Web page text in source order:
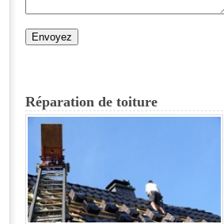
Réparation de toiture